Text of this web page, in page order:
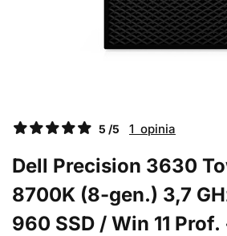
5 /5 1 opinia
Dell Precision 3630
8700K (8-gen.) 3,7
960 SSD / Win 11